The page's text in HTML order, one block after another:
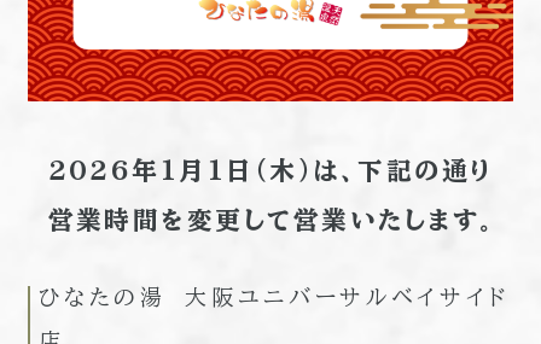
2026年1月1日（木）は、下記の通り
営業時間を変更して営業いたします。
ひなたの湯 大阪ユニバーサルベイサイド